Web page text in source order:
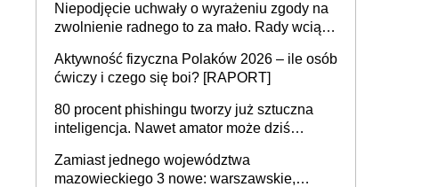
Niepodjęcie uchwały o wyrażeniu zgody na
zwolnienie radnego to za mało. Rady wciąż
rozstrzygać sprawy
Aktywność fizyczna Polaków 2026 – ile osób
ćwiczy i czego się boi? [RAPORT]
80 procent phishingu tworzy już sztuczna
inteligencja. Nawet amator może dziś
Zamiast jednego województwa
mazowieckiego 3 nowe: warszawskie,